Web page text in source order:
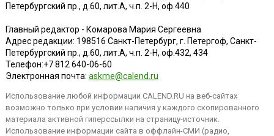
Петербургский пр., д.60, лит.А, ч.п. 2-Н, оф.440
Главный редактор - Комарова Мария Сергеевна
Адрес редакции: 198516 Санкт-Петербург, г. Петергоф, Санкт-
Петербургский пр., д.60, лит.А, ч.п. 2-Н, оф.432, 434
Телефон:+7 812 640-06-60
Электронная почта: askme@calend.ru
Использование любой информации CALEND.RU на веб-сайтах
возможно только при условии наличия у каждого скопированного
материала активной гиперссылки на страницу-источник.
Использование информации сайта в оффлайн-СМИ (радио,